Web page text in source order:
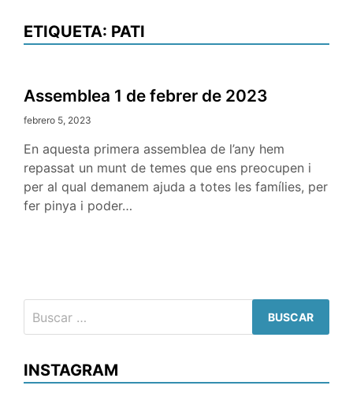
ETIQUETA: PATI
Assemblea 1 de febrer de 2023
febrero 5, 2023
En aquesta primera assemblea de l’any hem
repassat un munt de temes que ens preocupen i
per al qual demanem ajuda a totes les famílies, per
fer pinya i poder…
INSTAGRAM